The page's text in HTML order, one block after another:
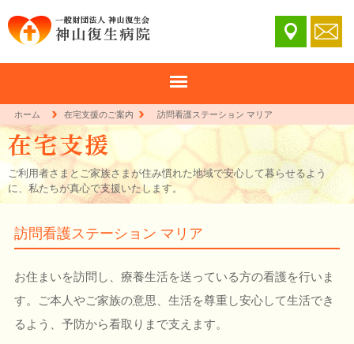
ホーム 在宅支援のご案内 訪問看護ステーション マリア
ご利用者さまとご家族さまが住み慣れた地域で安心して暮らせるよう
に、私たちが真心で支援いたします。
訪問看護ステーション マリア
お住まいを訪問し、療養生活を送っている方の看護を行いま
す。ご本人やご家族の意思、生活を尊重し安心して生活でき
るよう、予防から看取りまで支えます。